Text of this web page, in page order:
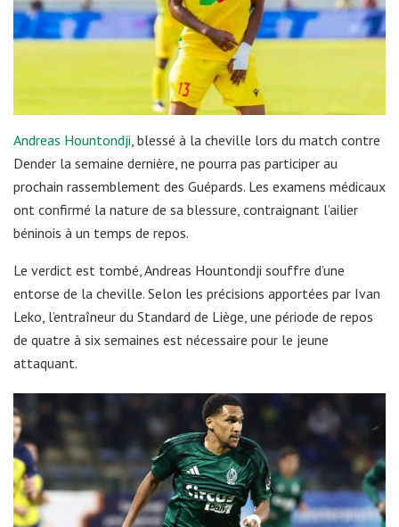
Andreas Hountondji , blessé à la cheville lors du match contre
Dender la semaine dernière, ne pourra pas participer au
prochain rassemblement des Guépards. Les examens médicaux
ont confirmé la nature de sa blessure, contraignant l’ailier
béninois à un temps de repos.
Le verdict est tombé, Andreas Hountondji souffre d’une
entorse de la cheville. Selon les précisions apportées par Ivan
Leko, l’entraîneur du Standard de Liège, une période de repos
de quatre à six semaines est nécessaire pour le jeune
attaquant.